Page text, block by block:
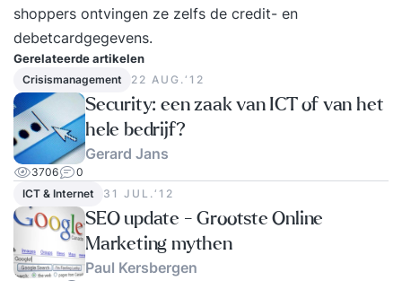
shoppers ontvingen ze zelfs de credit- en
debetcardgegevens.
Gerelateerde artikelen
Crisismanagement 22 AUG.‘12
Security: een zaak van ICT of van het
hele bedrijf?
Gerard Jans
3706
0
ICT & Internet
31 JUL.‘12
SEO update - Grootste Online
Marketing mythen
Paul Kersbergen